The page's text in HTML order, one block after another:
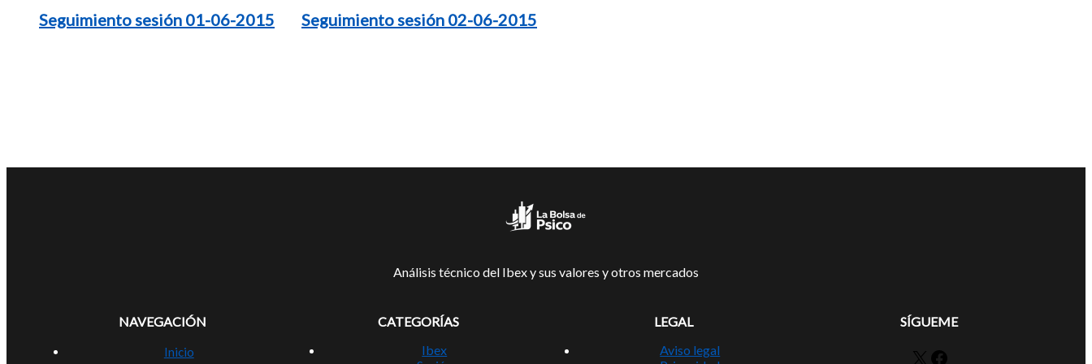
Seguimiento sesión 01-06-2015 Seguimiento sesión 02-06-2015
Análisis técnico del Ibex y sus valores y otros mercados
NAVEGACIÓN
Inicio
CATEGORÍAS
Ibex
LEGAL
Aviso legal
SÍGUEME
X Facebook